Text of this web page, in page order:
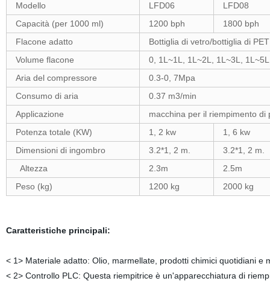
Modello
LFD06
LFD08
Capacità (per 1000 ml)
1200 bph
1800 bph
Flacone adatto
Bottiglia di vetro/bottiglia di PET
Volume flacone
0, 1L~1L, 1L~2L, 1L~3L, 1L~5L
Aria del compressore
0.3-0, 7Mpa
Consumo di aria
0.37 m3/min
Applicazione
macchina per il riempimento di
Potenza totale (KW)
1, 2 kw
1, 6 kw
Dimensioni di ingombro
3.2*1, 2 m.
3.2*1, 2 m.
Altezza
2.3m
2.5m
Peso (kg)
1200 kg 2000 kg
Caratteristiche principali:
< 1> Materiale adatto: Olio, marmellate, prodotti chimici quotidiani e
< 2> Controllo PLC: Questa riempitrice è un'apparecchiatura di